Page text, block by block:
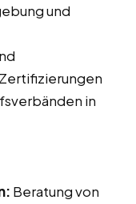
und
in
Beratung von